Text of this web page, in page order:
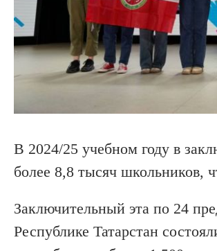
В 2024/25 учебном году в
более 8,8 тысяч школьников,
Заключительный эта по 24
Республике Татарстан